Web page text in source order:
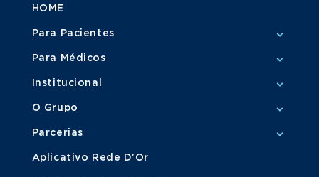
HOME
Para Pacientes
Para Médicos
Institucional
O Grupo
Parcerias
Aplicativo Rede D'Or